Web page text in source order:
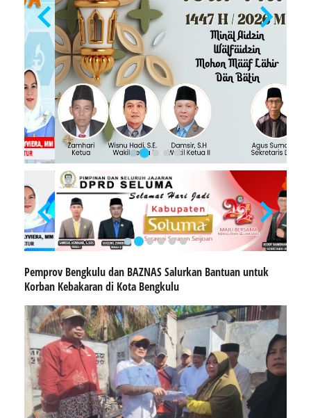
Pemprov Bengkulu dan BAZNAS Salurkan Bantuan untuk
Korban Kebakaran di Kota Bengkulu